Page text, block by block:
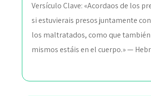
Versículo Clave: «Acordaos de los
si estuvierais presos juntamente
los maltratados, como que
mismos estáis en el cuerpo.» —